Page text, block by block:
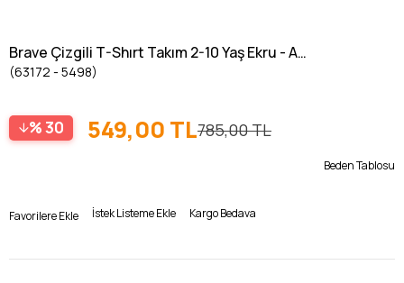
Brave Çizgili T-Shırt Takım 2-10 Yaş Ekru - A
Kahve
(63172 - 5498)
30 785,00 TL
549,00 TL
Beden Tablosu
Favorilere Ekle İstek Listeme Ekle Kargo Bedava